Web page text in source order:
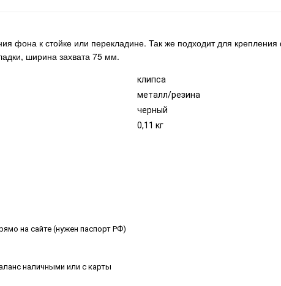
фона к стойке или перекладине. Так же подходит для
ширина захвата 75 мм.
клипса
металл/резина
черный
0,11 кг
на сайте (нужен паспорт РФ)
наличными или с карты